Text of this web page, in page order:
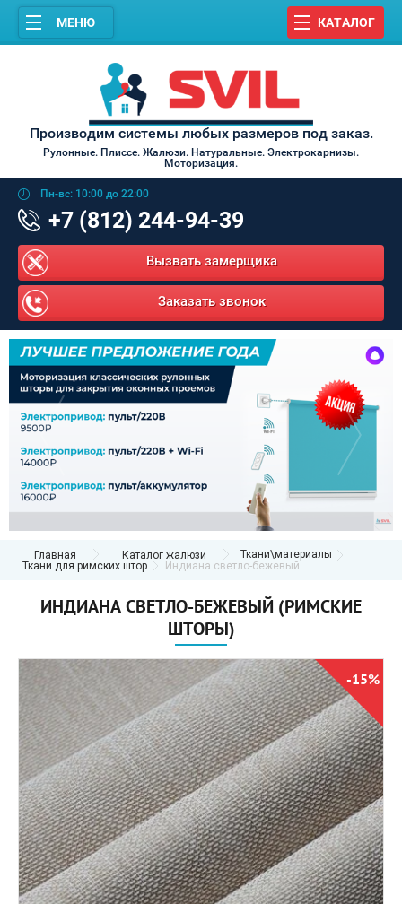
МЕНЮ КАТАЛОГ
Производим системы любых размеров под заказ.
Рулонные. Плиссе. Жалюзи. Натуральные. Электрокарнизы.
Моторизация.
Пн-вс: 10:00 до 22:00
+7 (812) 244-94-39
Вызвать замерщика
Заказать звонок
Главная Каталог жалюзи
Ткани\материалы
Ткани для римских штор
Индиана светло-бежевый
ИНДИАНА СВЕТЛО-БЕЖЕВЫЙ (РИМСКИЕ
ШТОРЫ)
-15%